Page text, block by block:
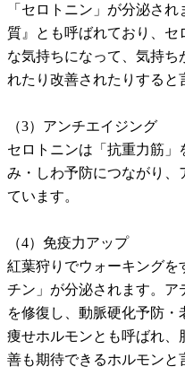
「セロトニン」が分泌さ
質』とも呼ばれており、
な気持ちになって、気持ち
れたり改善されたりすると
（3）アンチエイジング
セロトニンは「抗重力筋」
み・しわ予防につながり
ています。
（4）免疫力アップ
紅葉狩りでウォーキングを
チン」が分泌されます。ア
を修復し、動脈硬化予防・
痩せホルモンとも呼ばれ、
善も期待できるホルモンと